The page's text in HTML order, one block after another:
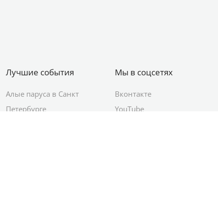
Лучшие события
Алые паруса в Санкт
Петербурге
Мы в соцсетях
Вконтакте
YouTube